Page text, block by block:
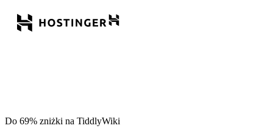
Do 69% zniżki na TiddlyWiki